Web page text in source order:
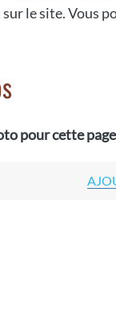
le site. Vous
pour cette page